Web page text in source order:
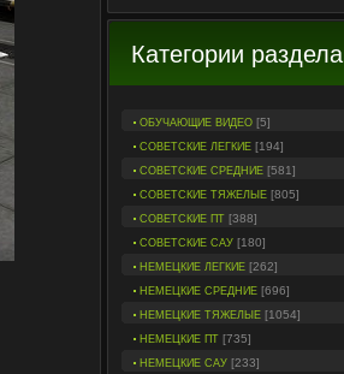
Категории раздела
ОБУЧАЮЩИЕ ВИДЕО [5]
СОВЕТСКИЕ ЛЕГКИЕ [194]
СОВЕТСКИЕ СРЕДНИЕ [581]
СОВЕТСКИЕ ТЯЖЕЛЫЕ [805]
СОВЕТСКИЕ ПТ [388]
СОВЕТСКИЕ САУ [180]
НЕМЕЦКИЕ ЛЕГКИЕ [262]
НЕМЕЦКИЕ СРЕДНИЕ [696]
НЕМЕЦКИЕ ТЯЖЕЛЫЕ [1054]
НЕМЕЦКИЕ ПТ [735]
НЕМЕЦКИЕ САУ [233]